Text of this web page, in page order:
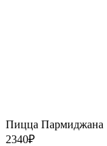
Пицца Пармиджана
2340₽